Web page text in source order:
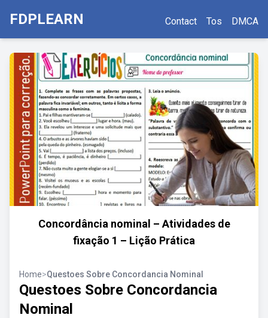
FDPLEARN Contact Tos DMCA
Concordância nominal – Atividades de
fixação 1 – Lição Prática
Home>Questoes Sobre Concordancia Nominal
Questoes Sobre Concordancia
Nominal